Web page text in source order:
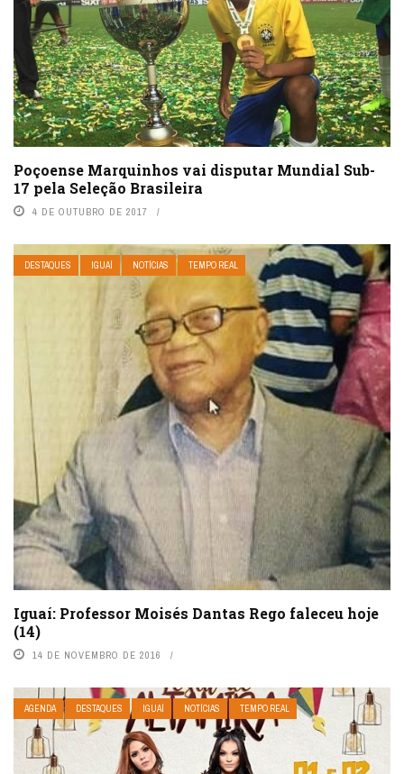
Poçoense Marquinhos vai disputar Mundial Sub-
17 pela Seleção Brasileira
4 DE OUTUBRO DE 2017
DESTAQUES IGUAÍ NOTÍCIAS TEMPO REAL
Iguaí: Professor Moisés Dantas Rego faleceu hoje
(14)
14 DE NOVEMBRO DE 2016
AGENDA DESTAQUES IGUAÍ NOTÍCIAS TEMPO REAL